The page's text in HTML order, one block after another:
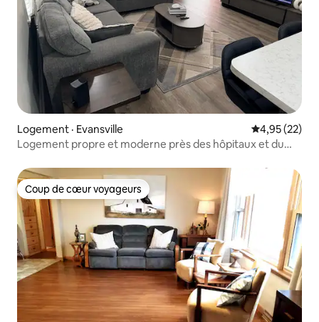
Logement · Evansville Note
4,95 (22)
Logement propre et moderne près des hôpitaux et du
Coup de cœur voyageurs
Coup de cœur voyageurs